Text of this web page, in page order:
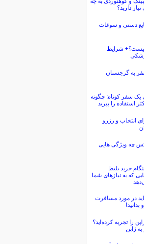
دارید؟
دستی و سوغات
شرایط
به گرجستان
یک سفر کوتاه: چگونه
استفاده را ببرید
انتخاب و رزرو
چه ویژگی هایی
خرید بلیط
که به نیازهای شما
در مورد مسافرت
بدانید!
را تجربه کرده‌اید؟
ژاپن